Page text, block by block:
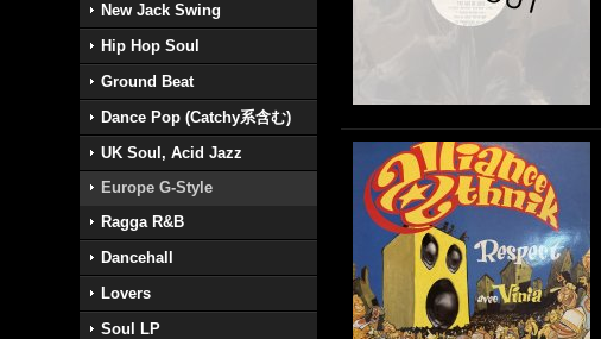
New Jack Swing
Hip Hop Soul
Ground Beat
Dance Pop (Catchy系含む)
UK Soul, Acid Jazz
Europe G-Style
Ragga R&B
Dancehall
Lovers
Soul LP